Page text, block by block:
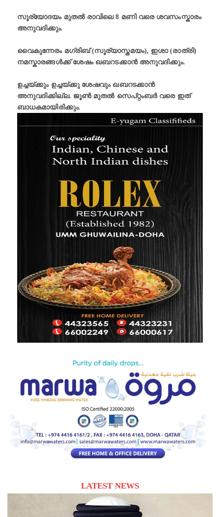
സൂര്യോദയം മുതൽ രാവിലെ 8 മണി വരെ ശവസംസ്കാരം
അനുവദിക്കും.
വൈകുന്നേരം മഗ്‌രിബ് (സൂര്യാസ്തമയം), ഇശാ (രാത്രി)
നമസ്കാരങ്ങൾക്ക് ശേഷം ഖബറടക്കാൻ അനുവദിക്കും.
ഉച്ചയ്ക്കും ഉച്ചയ്ക്കു ശേഷവും ഖബറടക്കാൻ
അനുവദിക്കില്ല. ജൂൺ മുതൽ സെപ്റ്റംബർ വരെ ഇത്
ബാധകമായിരിക്കും.
LATEST NEWS